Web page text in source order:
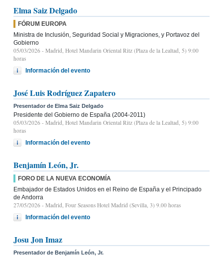
Elma Saiz Delgado
FÓRUM EUROPA
Ministra de Inclusión, Seguridad Social y Migraciones, y Portavoz del
Gobierno
05/03/2026 - Madrid, Hotel Mandarin Oriental Ritz (Plaza de la Lealtad, 5) 9:00
horas
Información del evento
José Luis Rodríguez Zapatero
Presentador de Elma Saiz Delgado
Presidente del Gobierno de España (2004-2011)
05/03/2026 - Madrid, Hotel Mandarin Oriental Ritz (Plaza de la Lealtad, 5) 9:00
horas
Información del evento
Benjamín León, Jr.
FORO DE LA NUEVA ECONOMÍA
Embajador de Estados Unidos en el Reino de España y el Principado
de Andorra
27/05/2026 - Madrid, Four Seasons Hotel Madrid (Sevilla, 3) 9.00 horas
Información del evento
Josu Jon Imaz
Presentador de Benjamín León, Jr.